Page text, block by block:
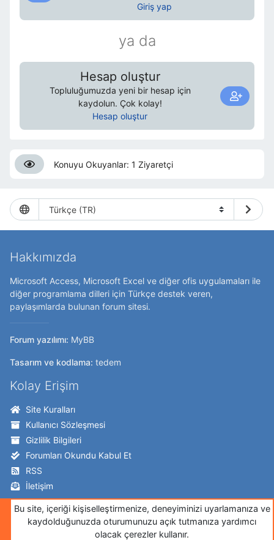
Giriş yap
ya da
Hesap oluştur
Topluluğumuzda yeni bir hesap için
kaydolun. Çok kolay!
Hesap oluştur
Konuyu Okuyanlar: 1 Ziyaretçi
Hakkımızda
Microsoft Access, Microsoft Excel ve diğer ofis uygulamaları ile
diğer programlama dilleri için Türkçe destek veren,
paylaşımlarda bulunan forum sitesi.
Forum yazılımı: MyBB
Tasarım ve kodlama: tedem
Kolay Erişim
Site Kuralları
Kullanıcı Sözleşmesi
Gizlilik Bilgileri
Forumları Okundu Kabul Et
RSS
İletişim
Takip Edin!
Bu site, içeriği kişiselleştirmenize, deneyiminizi uyarlamanıza ve
kaydolduğunuzda oturumunuzu açık tutmanıza yardımcı
olacak çerezler kullanır.